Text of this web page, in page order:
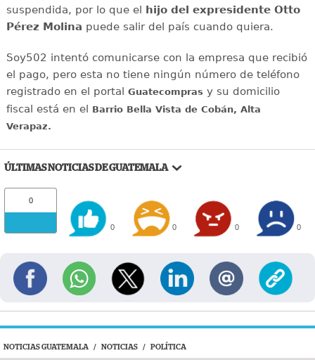
suspendida, por lo que el hijo del expresidente Otto
Pérez Molina puede salir del país cuando quiera.
Soy502 intentó comunicarse con la empresa que recibió
el pago, pero esta no tiene ningún número de teléfono
registrado en el portal Guatecompras y su domicilio
fiscal está en el Barrio Bella Vista de Cobán, Alta
Verapaz.
ÚLTIMAS NOTICIAS DE GUATEMALA
0
0 0 0 0
NOTICIAS GUATEMALA / NOTICIAS / POLÍTICA